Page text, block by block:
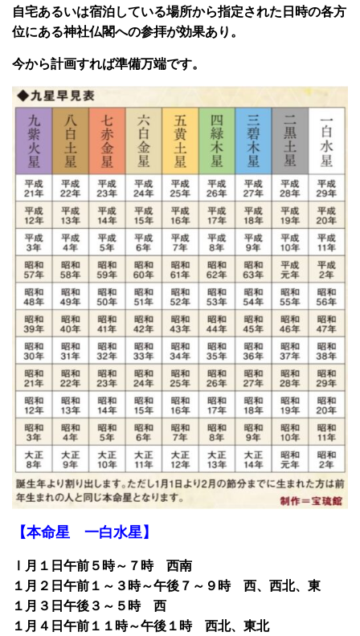
自宅あるいは宿泊している場所から指定された日時の各方
位にある神社仏閣への参拝が効果あり。
今から計画すれば準備万端です。
【本命星 一白水星】
Ⅰ月１日午前５時～７時 西南
１月２日午前１～３時～午後７～９時 西、西北、東
１月３日午後３～５時 西
１月４日午前１１時～午後１時 西北、東北